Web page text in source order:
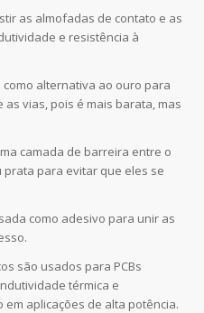
as almofadas de contato e as
e resistência à
como alternativa ao ouro para
vias, pois é mais barata, mas
camada de barreira entre o
para evitar que eles se
como adesivo para unir as
são usados para PCBs
térmica e
aplicações de alta potência.